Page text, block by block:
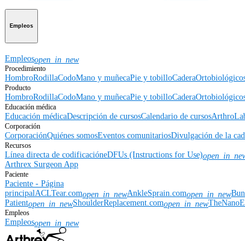
Empleos
Empleosopen_in_new
Procedimiento
HombroRodillaCodoMano y muñecaPie y tobilloCadera
Producto
HombroRodillaCodoMano y muñecaPie y tobilloCadera
Educación médica
Educación médicaDescripción de cursosCalendario de cursos
Corporación
CorporaciónQuiénes somosEventos comunitariosDivulgación de la
Recursos
Línea directa de codificacióneDFUs (Instructions for Use)
Arthrex Surgeon App
Paciente
Paciente - Página
principalACLTear.comopen_in_newAnkleSprain.comopen_in_new
Patientopen_in_newShoulderReplacement.comopen_in_new
Empleos
Empleosopen_in_new